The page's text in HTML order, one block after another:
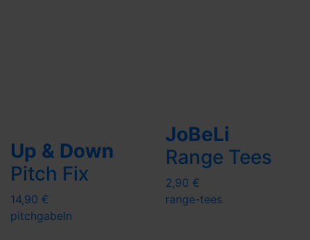
Up & Down
Pitch Fix
14,90 €
pitchgabeln
JoBeLi
Range Tees
2,90 €
range-tees